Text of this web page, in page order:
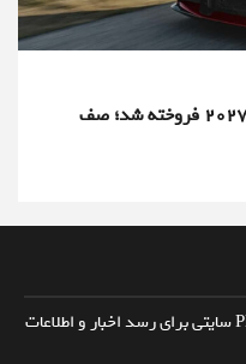
تمامی محصولات فراری تا پایان سال ۲۰۲۷ فروخته شد؛ صف
پایگاه مرکزخبر کامپیوتر و موبایل - PMCM سایتی برای رسد اخبار و اطلاعات